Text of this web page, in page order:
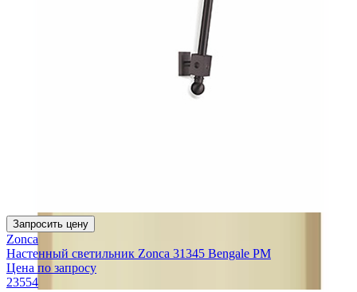
Запросить цену
Zonca
Настенный светильник Zonca 31345 Bengale PM
Цена по запросу
23554